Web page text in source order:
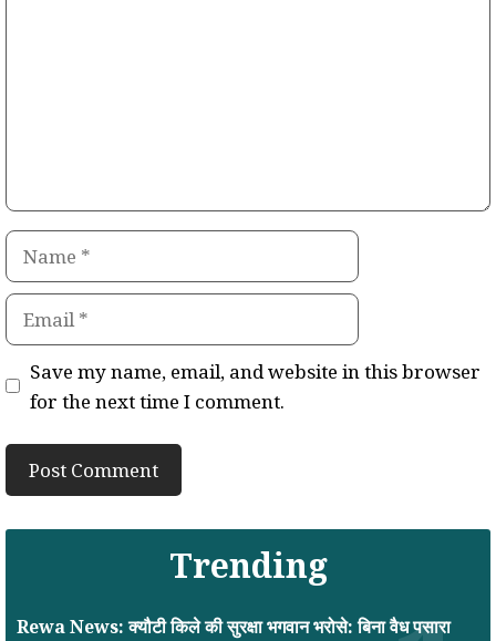
Name
Email
Save my name, email, and website in this browser
for the next time I comment.
Trending
Rewa News: क्यौटी किले की सुरक्षा भगवान भरोसे: बिना वैध पसारा